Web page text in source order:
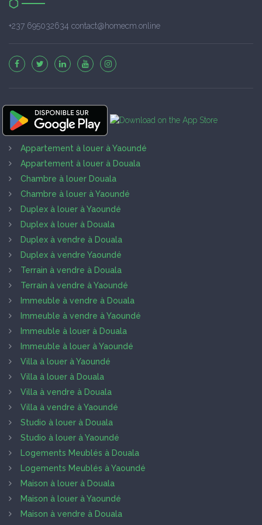
+237 695032634 contact@homecm.online
Appartement à louer à Yaoundé
Appartement à louer à Douala
Chambre à louer Douala
Chambre à louer à Yaoundé
Duplex à louer à Yaoundé
Duplex à louer à Douala
Duplex à vendre à Douala
Duplex à vendre Yaoundé
Terrain à vendre à Douala
Terrain à vendre à Yaoundé
Immeuble à vendre à Douala
Immeuble à vendre à Yaoundé
Immeuble à louer à Douala
Immeuble à louer à Yaoundé
Villa à louer à Yaoundé
Villa à louer à Douala
Villa à vendre à Douala
Villa à vendre à Yaoundé
Studio à louer à Douala
Studio à louer à Yaoundé
Logements Meublés à Douala
Logements Meublés à Yaoundé
Maison à louer à Douala
Maison à louer à Yaoundé
Maison à vendre à Douala